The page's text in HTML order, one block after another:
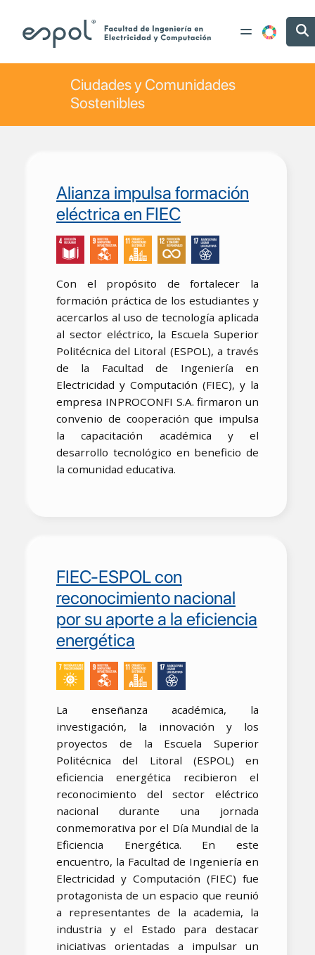
Pasar al contenido principal
Ciudades y Comunidades
Sostenibles
Alianza impulsa formación
eléctrica en FIEC
Con el propósito de fortalecer la
formación práctica de los estudiantes y
acercarlos al uso de tecnología aplicada
al sector eléctrico, la Escuela Superior
Politécnica del Litoral (ESPOL), a través
de la Facultad de Ingeniería en
Electricidad y Computación (FIEC), y la
empresa INPROCONFI S.A. firmaron un
convenio de cooperación que impulsa
la capacitación académica y el
desarrollo tecnológico en beneficio de
la comunidad educativa.
FIEC-ESPOL con
reconocimiento nacional
por su aporte a la eficiencia
energética
La enseñanza académica, la
investigación, la innovación y los
proyectos de la Escuela Superior
Politécnica del Litoral (ESPOL) en
eficiencia energética recibieron el
reconocimiento del sector eléctrico
nacional durante una jornada
conmemorativa por el Día Mundial de la
Eficiencia Energética. En este
encuentro, la Facultad de Ingeniería en
Electricidad y Computación (FIEC) fue
protagonista de un espacio que reunió
a representantes de la academia, la
industria y el Estado para destacar
iniciativas orientadas a impulsar un